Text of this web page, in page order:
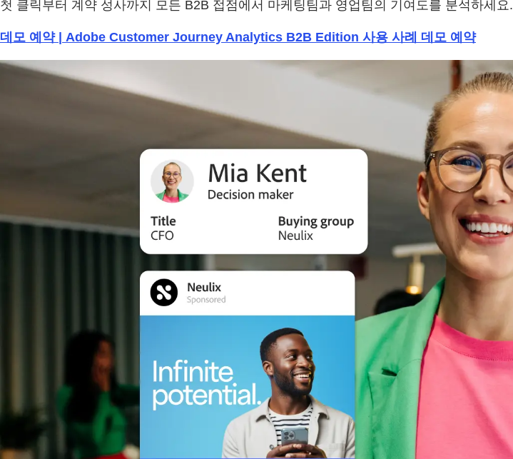
첫 클릭부터 계약 성사까지 모든 B2B 접점에서 마케팅팀과 영업팀의 기여도를 분석하세요.
데모 예약 | Adobe Customer Journey Analytics B2B Edition 사용 사례 데모 예약